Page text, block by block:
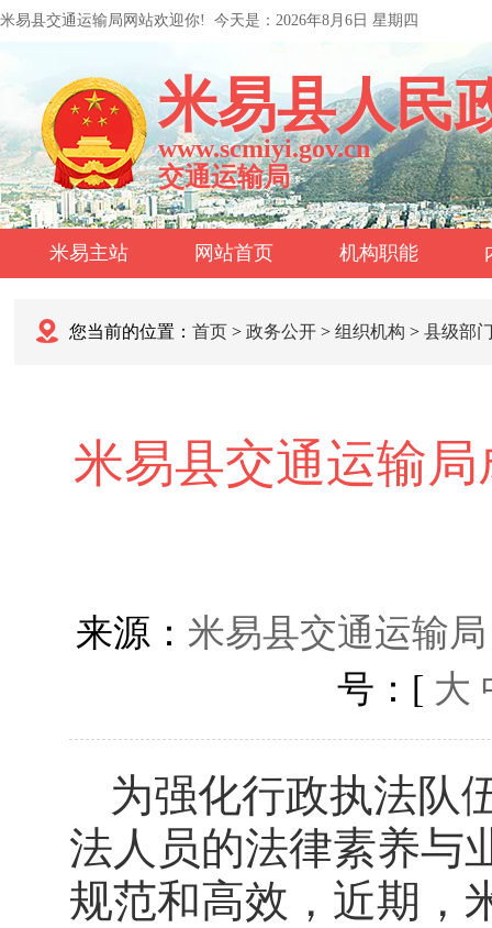
米易县交通运输局网站欢迎你! 今天是： 2026年8月6日 星期四
米易县人民
www.scmiyi.gov.cn
交通运输局
米易主站 网站首页 机构职能
您当前的位置： 首页 > 政务公开 > 组织机构 > 县级部
米易县交通运输
来源： 米易县交通运输局
号：[ 大
为强化行政执法队
法人员的法律素养与
规范和高效， 近期 ，